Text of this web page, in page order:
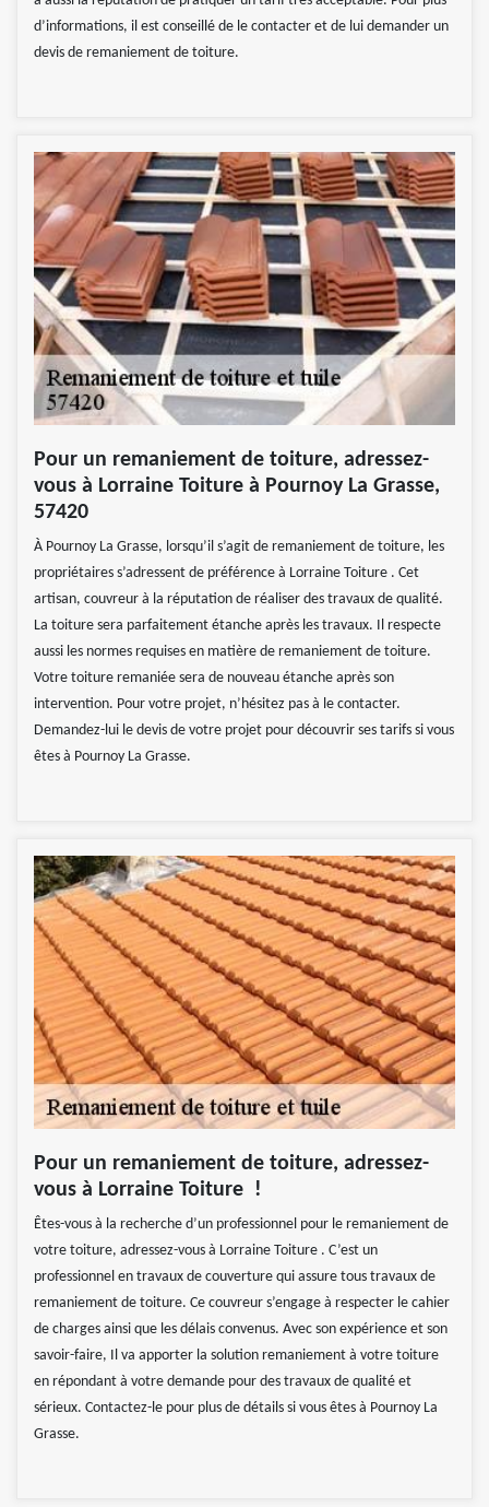
d’informations, il est conseillé de le contacter et de lui demander un
devis de remaniement de toiture.
Pour un remaniement de toiture, adressez-
vous à Lorraine Toiture à Pournoy La Grasse,
57420
À Pournoy La Grasse, lorsqu’il s’agit de remaniement de toiture, les
propriétaires s’adressent de préférence à Lorraine Toiture . Cet
artisan, couvreur à la réputation de réaliser des travaux de qualité.
La toiture sera parfaitement étanche après les travaux. Il respecte
aussi les normes requises en matière de remaniement de toiture.
Votre toiture remaniée sera de nouveau étanche après son
intervention. Pour votre projet, n’hésitez pas à le contacter.
Demandez-lui le devis de votre projet pour découvrir ses tarifs si vous
êtes à Pournoy La Grasse.
Pour un remaniement de toiture, adressez-
vous à Lorraine Toiture !
Êtes-vous à la recherche d’un professionnel pour le remaniement de
votre toiture, adressez-vous à Lorraine Toiture . C’est un
professionnel en travaux de couverture qui assure tous travaux de
remaniement de toiture. Ce couvreur s’engage à respecter le cahier
de charges ainsi que les délais convenus. Avec son expérience et son
savoir-faire, Il va apporter la solution remaniement à votre toiture
en répondant à votre demande pour des travaux de qualité et
sérieux. Contactez-le pour plus de détails si vous êtes à Pournoy La
Grasse.